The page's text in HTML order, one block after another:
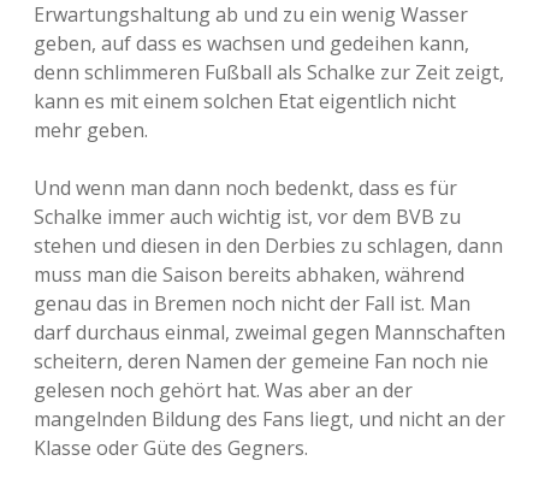
Erwartungshaltung ab und zu ein wenig Wasser
geben, auf dass es wachsen und gedeihen kann,
denn schlimmeren Fußball als Schalke zur Zeit zeigt,
kann es mit einem solchen Etat eigentlich nicht
mehr geben.
Und wenn man dann noch bedenkt, dass es für
Schalke immer auch wichtig ist, vor dem BVB zu
stehen und diesen in den Derbies zu schlagen, dann
muss man die Saison bereits abhaken, während
genau das in Bremen noch nicht der Fall ist. Man
darf durchaus einmal, zweimal gegen Mannschaften
scheitern, deren Namen der gemeine Fan noch nie
gelesen noch gehört hat. Was aber an der
mangelnden Bildung des Fans liegt, und nicht an der
Klasse oder Güte des Gegners.